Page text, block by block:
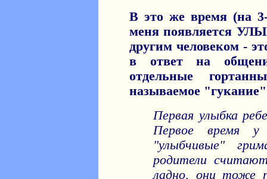
В это же время (на 3-
меня появляется
другим человеком -
в ответ на
отдельные
называемое
Первая улыбка
Первое время
"улыбчивые"
родители
ладно, они тоже